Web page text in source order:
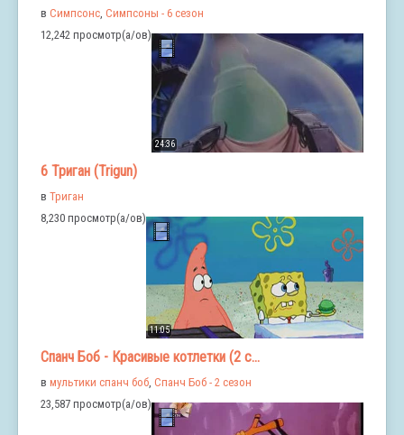
в Симпсонс, Симпсоны - 6 сезон
12,242 просмотр(а/ов)
24:36
6 Триган (Trigun)
в Триган
8,230 просмотр(а/ов)
11:05
Спанч Боб - Красивые котлетки (2 с...
в мультики спанч боб Спанч Боб - 2 сезон
23,587 просмотр(а/ов)